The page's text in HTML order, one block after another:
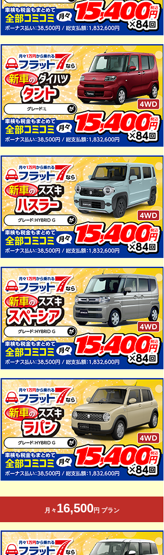
月々 16,500円 プラン